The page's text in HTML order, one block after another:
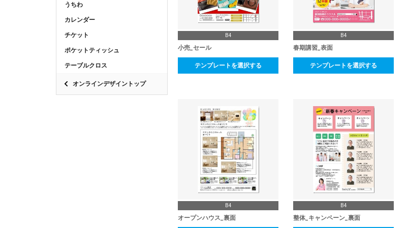
うちわ
カレンダー
チケット
ポケットティッシュ
テーブルクロス
オンラインデザイントップ
B4
小売_セール
テンプレートを選択する
B4
春期講習_表面
テンプレートを選択する
B4
オープンハウス_裏面
B4
整体_キャンペーン_裏面